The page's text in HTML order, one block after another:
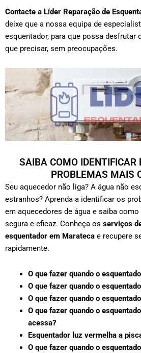
Contacte a Líder Reparação de
deixe que a nossa equipa de
esquentador, para que possa desfrutar
que precisar, sem preocupações.
SAIBA COMO IDENTIFICAR
PROBLEMAS MAIS
Seu aquecedor não liga? A água não
estranhos? Aprenda a identificar os
em aquecedores de água e saiba
segura e eficaz. Conheça os serviços
esquentador em Marateca e recupere
rapidamente.
O que fazer quando o
O que fazer quando o
O que fazer quando o
O que fazer quando o
acessa?
Esquentador luz vermelha a
O que fazer quando o